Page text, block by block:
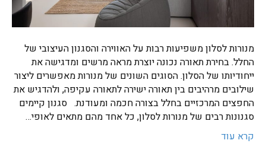
מנורות לסלון משפיעות רבות על האווירה והסגנון העיצובי של
החלל. בחירת תאורה נכונה יוצרת מראה מרשים ומדגישה את
ייחודיותו של הסלון. הסוגים השונים של מנורות מאפשרים ליצור
שילובים מרהיבים בין תאורה ישירה לתאורה עקיפה, ולהדגיש את
החפצים המרכזיים בחלל בצורה חכמה ומעודנת. סגנון קיימים
סגנונות רבים של מנורות לסלון, כל אחד מהם מתאים לאופי…
קרא עוד